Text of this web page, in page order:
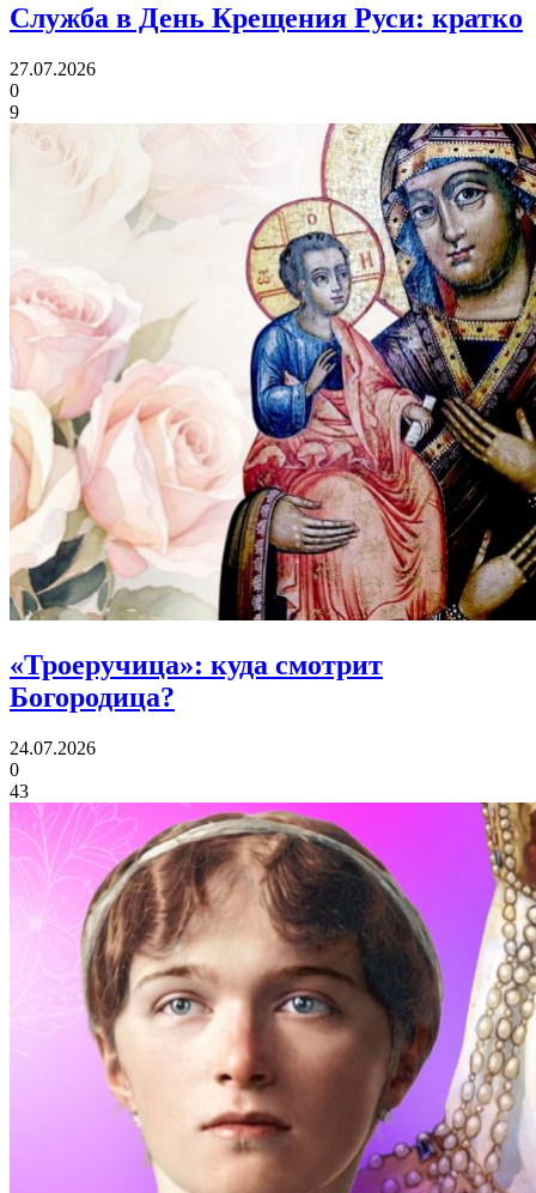
Служба в День Крещения Руси: кратко
27.07.2026
0
9
«Троеручица»: куда смотрит
Богородица?
24.07.2026
0
43